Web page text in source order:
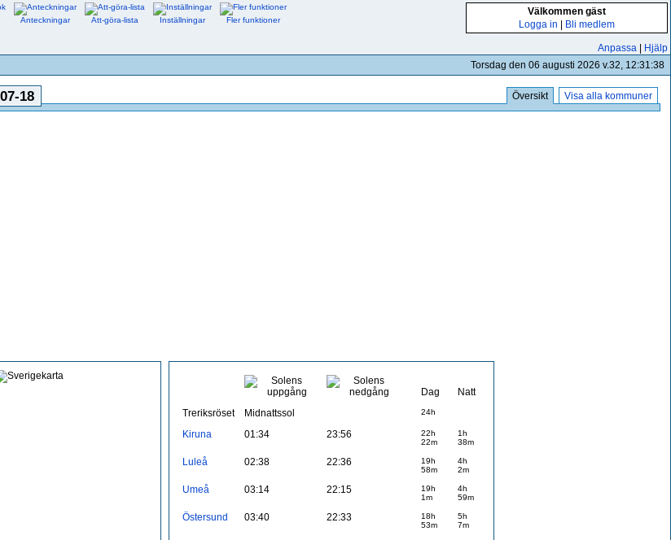
Anteckningar Att-göra-lista Inställningar Fler funktioner
Välkommen gäst
Logga in
Bli medlem
Anpassa Hjälp
Torsdag den 06 augusti 2026 v.32, 12:31:38
18 Visa alla kommuner
Översikt
Dag
Natt
Treriksröset
Midnattssol 24h
Kiruna 01:34 23:56
22h
22m
1h
38m
Luleå 02:38 22:36
19h
58m
4h
2m
Umeå 03:14 22:15
19h
1m
4h
59m
Östersund 03:40 22:33
18h
53m
5h
7m